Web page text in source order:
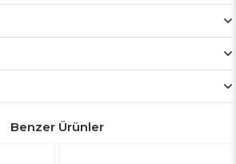
Benzer Ürünler